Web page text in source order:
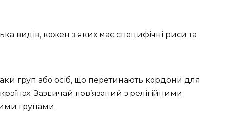
видів, кожен з яких має специфічні риси та
груп або осіб, що перетинають кордони для
Зазвичай пов’язаний з релігійними
групами.